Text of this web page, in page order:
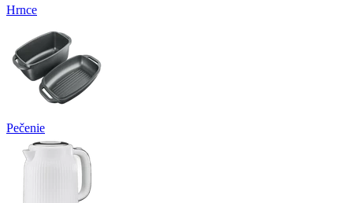
Hrnce
Pečenie